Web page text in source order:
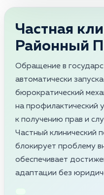
Частная
Районный
Обращение в
автоматически
бюрократический
на профилактический
к получению прав и
Частный клинический
блокирует проблему
обеспечивает
адаптации без